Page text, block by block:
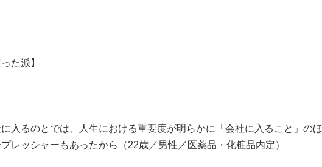
た派】
に入るのとでは、人生における重要度が明らかに「会社に入ること」のほ
レッシャーもあったから（22歳／男性／医薬品・化粧品内定）